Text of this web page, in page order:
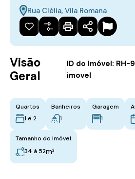
Rua Clélia, Vila Romana
Visão
Geral
ID do Imóvel: RH-
imovel
Quartos
1 e 2
Banheiros
1
Garagem
1
Tamanho do Imóvel
34 à 52m²